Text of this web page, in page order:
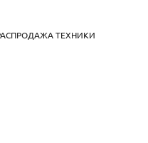
ТЕХНИКИ